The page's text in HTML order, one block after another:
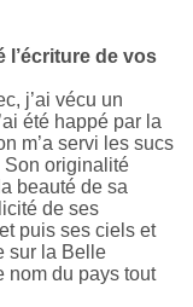
l’écriture de vos
j’ai vécu un
été happé par la
m’a servi les sucs
Son originalité
beauté de sa
de ses
puis ses ciels et
sur la Belle
nom du pays tout